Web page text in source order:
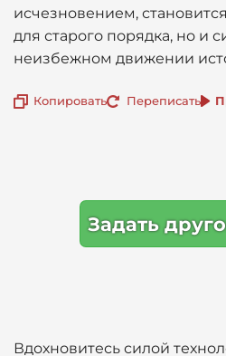
исчезновением,
для старого порядка, но и
неизбежном движении
Копировать Переписать
Задать
Вдохновитесь силой